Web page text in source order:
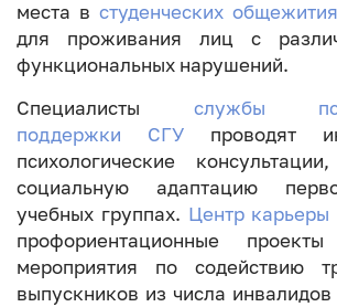
места в студенческих
для проживания лиц с
функциональных нарушений.
Специалисты службы
поддержки СГУпроводят
психологические
социальную адаптацию
учебных группах. Центр
профориентационные
мероприятия по содействию
выпускников из числа